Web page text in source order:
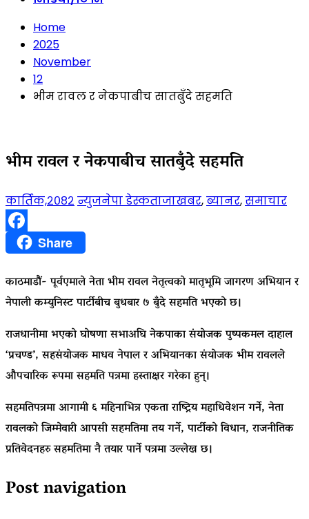
Home
2025
November
12
भीम रावल र नेकपाबीच सातबुँदे सहमति
भीम रावल र नेकपाबीच सातबुँदे सहमति
कार्तिक,२०८२ न्युजनेपा डेस्कताजाखबर,ब्यानर,समाचार
FacebookShare
काठमाडौं- पूर्वएमाले नेता भीम रावल नेतृत्वको मातृभूमि जागरण अभियान र
नेपाली कम्युनिस्ट पार्टीबीच बुधबार ७ बुँदे सहमति भएको छ।
राजधानीमा भएको घोषणा सभाअघि नेकपाका संयोजक पुष्पकमल दाहाल
‘प्रचण्ड’, सहसंयोजक माधव नेपाल र अभियानका संयोजक भीम रावलले
औपचारिक रूपमा सहमति पत्रमा हस्ताक्षर गरेका हुन्।
सहमतिपत्रमा आगामी ६ महिनाभित्र एकता राष्ट्रिय महाधिवेशन गर्ने, नेता
रावलको जिम्मेवारी आपसी सहमतिमा तय गर्ने, पार्टीको विधान, राजनीतिक
प्रतिवेदनहरु सहमतिमा नै तयार पार्ने पत्रमा उल्लेख छ।
Post navigation